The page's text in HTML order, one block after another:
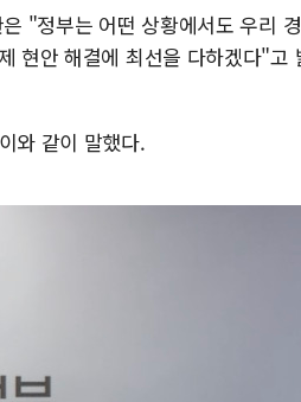
남 태양광, 대한민국 다음 100년 밑거름
령, '6시간 마라톤 부동산 2차 회의' 주
이어 "이란 최고지도자 위독…곧 사망해
"정부는 어떤 상황에서도 우리
현안 해결에 최선을 다하겠다"고
와 같이 말했다.